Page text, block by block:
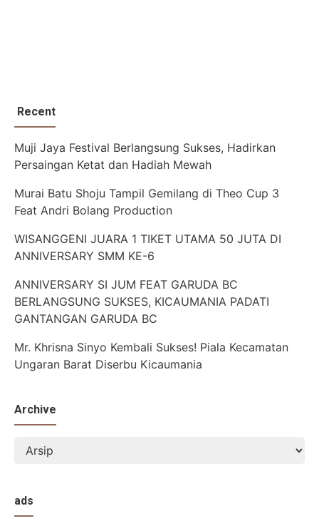
Recent
Muji Jaya Festival Berlangsung Sukses, Hadirkan
Persaingan Ketat dan Hadiah Mewah
Murai Batu Shoju Tampil Gemilang di Theo Cup 3
Feat Andri Bolang Production
WISANGGENI JUARA 1 TIKET UTAMA 50 JUTA DI
ANNIVERSARY SMM KE-6
ANNIVERSARY SI JUM FEAT GARUDA BC
BERLANGSUNG SUKSES, KICAUMANIA PADATI
GANTANGAN GARUDA BC
Mr. Khrisna Sinyo Kembali Sukses! Piala Kecamatan
Ungaran Barat Diserbu Kicaumania
Archive
ads